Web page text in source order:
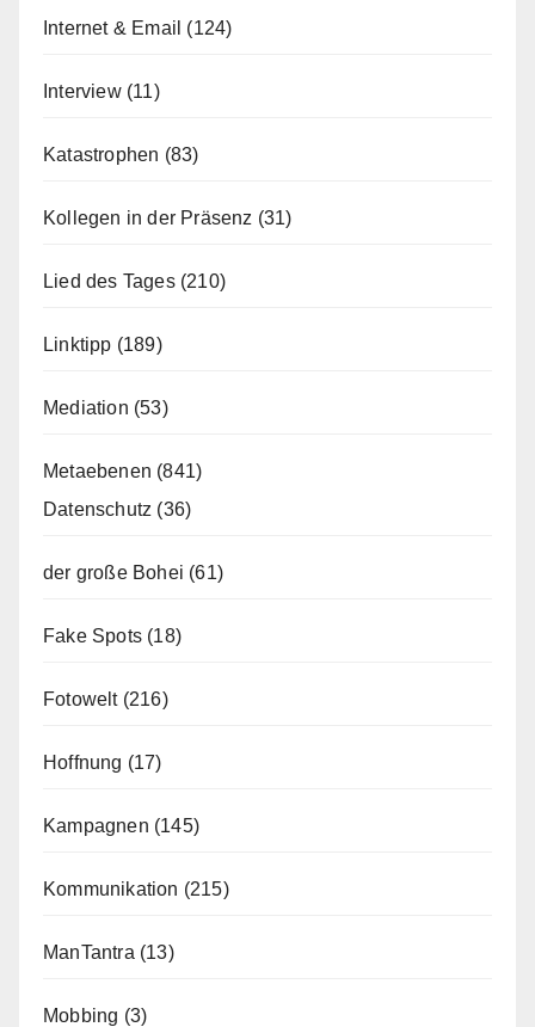
Internet & Email (124)
Interview(11)
Katastrophen (83)
Kollegen in der Präsenz (31)
Lied des Tages(210)
Linktipp (189)
Mediation (53)
Metaebenen (841)
Datenschutz (36)
der große Bohei (61)
Fake Spots (18)
Fotowelt(216)
Hoffnung (17)
Kampagnen (145)
Kommunikation (215)
ManTantra (13)
Mobbing (3)